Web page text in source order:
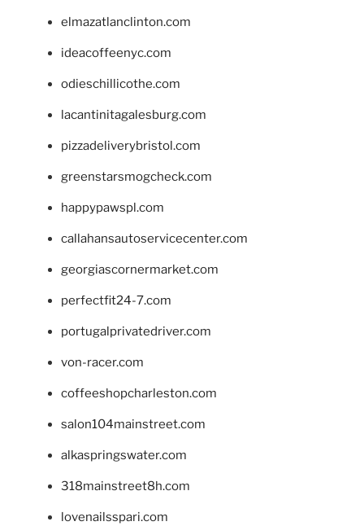
elmazatlanclinton.com
ideacoffeenyc.com
odieschillicothe.com
lacantinitagalesburg.com
pizzadeliverybristol.com
greenstarsmogcheck.com
happypawspl.com
callahansautoservicecenter.com
georgiascornermarket.com
perfectfit24-7.com
portugalprivatedriver.com
von-racer.com
coffeeshopcharleston.com
salon104mainstreet.com
alkaspringswater.com
318mainstreet8h.com
lovenailsspari.com